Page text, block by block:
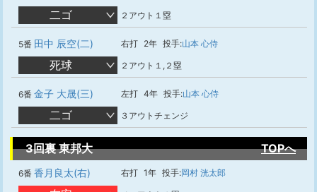
二ゴ ２アウト１塁
5番 田中 辰空(二) 右打 2年 投手:山本 心侍
死球 ２アウト１,２塁
6番 金子 大晟(三) 左打 4年 投手:山本 心侍
二ゴ ３アウトチェンジ
3回裏 東邦大 TOPへ
6番 香月良太(右) 右打 1年 投手:岡村 洸太郎